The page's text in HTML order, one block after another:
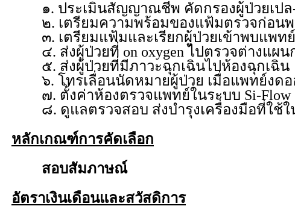
๑. ประเมินสัญญาณชีพ คัดกรองผู้ป่วยเปล
๒. เตรียมความพร้อมของแฟ้มตรวจก่อ
๓. เตรียมแฟ้มและเรียกผู้ป่วยเข้าพบแพทย์
๔. ส่งผู้ป่วยที่ on oxygen ไปตรวจต่างแผ
๕. ส่งผู้ป่วยที่มีภาวะฉุกเฉินไปห้องฉุกเฉิน
๖. โทรเลื่อนนัดหมายผู้ป่วย เมื่อแพทย์งด
๗. ตั้งค่าห้องตรวจแพทย์ในระบบ Si-Flow
๘. ดูแลตรวจสอบ ส่งบำรุงเครื่องมือที่ใช้
หลักเกณฑ์การคัดเลือก
สอบสัมภาษณ์
อัตราเงินเดือนและสวัสดิการ